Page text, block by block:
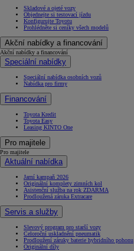
Skladové a ojeté vozy
Objednejte si testovací jízdu
Konfigurujte Toyotu
Prohlédněte si ceníky všech modelů
Akční nabídky a financování
Akční nabídky a financování
Speciální nabídky
Speciální nabídka osobních vozů
Nabídka pro firmy
Financování
Toyota Kredit
Toyota Easy
Leasing KINTO One
Pro majitele
Pro majitele
Aktuální nabídka
Jarní kampaň 2026
Originální komplety zimních kol
Asistenční služba na rok ZDARMA
Prodloužená záruka Extracare
Servis a služby
Slevový program pro starší vozy
Celoroční uskladnění pneumatik
Prodloužení záruky baterie hybridního pohonu
Originální díly